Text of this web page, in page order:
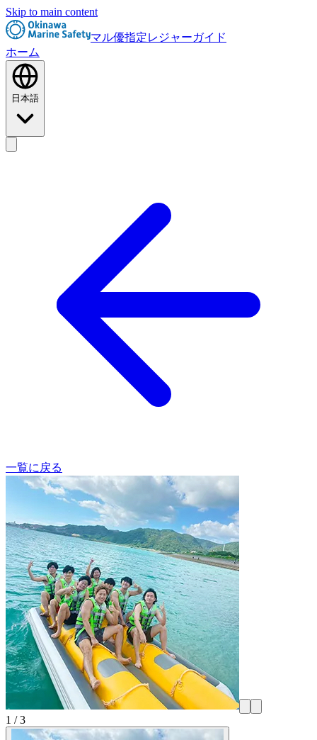
Skip to main content
マル優指定レジャーガイド
ホーム
日本語
一覧に戻る
1 /3